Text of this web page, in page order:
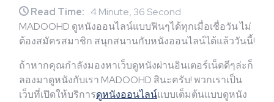
Read Time: 4 Minute, 36 Second
MADOOHD ดูหนังออนไลน์แบบฟินๆได้ทุกเมื่อเชื่อวัน ไม่
ต้องสมัครสมาชิก สนุกสนานกับหนังออนไลน์ได้แล้ววันนี้!
ถ้าหากคุณกำลังมองหาเว็บดูหนังผ่านอินเตอร์เน็ตดีๆล่ะก็
ลองมาดูหนังกับเรา MADOOHD สินะครับ! พวกเราเป็น
เว็บที่เปิดให้บริการดูหนังออนไลน์แบบเต็มต้นแบบดูหนัง